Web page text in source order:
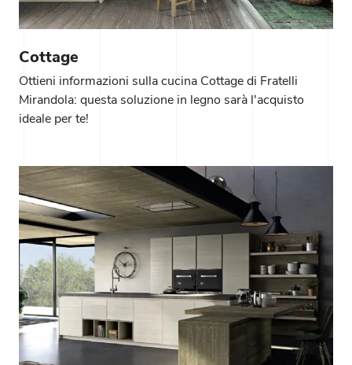
Cottage
Ottieni informazioni sulla cucina Cottage di Fratelli
Mirandola: questa soluzione in legno sarà l'acquisto
ideale per te!